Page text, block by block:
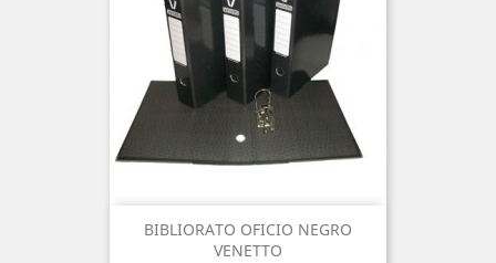
BIBLIORATO OFICIO NEGRO
VENETTO